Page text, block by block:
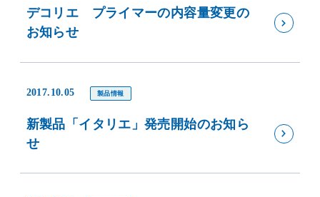
デコリエ プライマーの内容量変更の
お知らせ
2017.10.05 製品情報
新製品「イタリエ」発売開始のお知ら
せ